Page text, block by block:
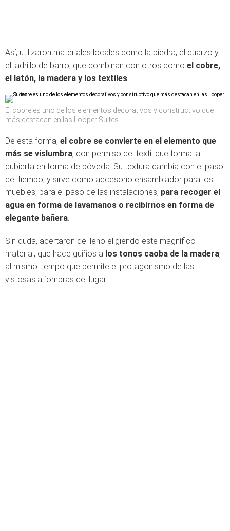
Así, utilizaron materiales locales como la piedra, el cuarzo y
el ladrillo de barro, que combinan con otros como el cobre,
el latón, la madera y los textiles.
El cobre es uno de los elementos decorativos y constructivo que
más destacan en las Looper Suites
De esta forma, el cobre se convierte en el elemento que
más se vislumbra, con permiso del textil que forma la
cubierta en forma de bóveda. Su textura cambia con el paso
del tiempo, y sirve como accesorio ensamblador para los
muebles, para el paso de las instalaciones, para recoger el
agua en forma de lavamanos o recibirnos en forma de
elegante bañera.
Sin duda, acertaron de lleno eligiendo este magnífico
material, que hace guiños a los tonos caoba de la madera,
al mismo tiempo que permite el protagonismo de las
vistosas alfombras del lugar.